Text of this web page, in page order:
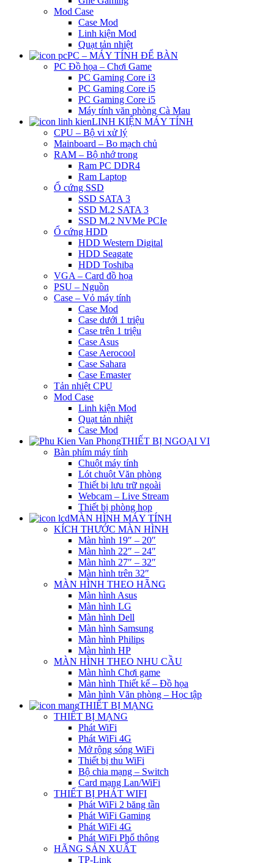
Mod Case
Case Mod
Linh kiện Mod
Quạt tản nhiệt
PC – MÁY TÍNH ĐỂ BÀN
PC Đồ họa – Chơi Game
PC Gaming Core i3
PC Gaming Core i5
PC Gaming Core i5
Máy tính văn phòng Cà Mau
LINH KIỆN MÁY TÍNH
CPU – Bộ vi xử lý
Mainboard – Bo mạch chủ
RAM – Bộ nhớ trong
Ram PC DDR4
Ram Laptop
Ổ cứng SSD
SSD SATA 3
SSD M.2 SATA 3
SSD M.2 NVMe PCIe
Ổ cứng HDD
HDD Western Digital
HDD Seagate
HDD Toshiba
VGA – Card đồ họa
PSU – Nguồn
Case – Vỏ máy tính
Case Mod
Case dưới 1 triệu
Case trên 1 triệu
Case Asus
Case Aerocool
Case Sahara
Case Emaster
Tản nhiệt CPU
Mod Case
Linh kiện Mod
Quạt tản nhiệt
Case Mod
THIẾT BỊ NGOẠI VI
Bàn phím máy tính
Chuột máy tính
Lót chuột Văn phòng
Thiết bị lưu trữ ngoài
Webcam – Live Stream
Thiết bị phòng họp
MÀN HÌNH MÁY TÍNH
KÍCH THƯỚC MÀN HÌNH
Màn hình 19″ – 20″
Màn hình 22″ – 24″
Màn hình 27″ – 32″
Màn hình trên 32″
MÀN HÌNH THEO HÃNG
Màn hình Asus
Màn hình LG
Màn hình Dell
Màn hình Samsung
Màn hình Philips
Màn hình HP
MÀN HÌNH THEO NHU CẦU
Màn hình Chơi game
Màn hình Thiết kế – Đồ họa
Màn hình Văn phòng – Học tập
THIẾT BỊ MẠNG
THIẾT BỊ MẠNG
Phát WiFi
Phát WiFi 4G
Mở rộng sóng WiFi
Thiết bị thu WiFi
Bộ chia mạng – Switch
Card mạng Lan/WiFi
THIẾT BỊ PHÁT WIFI
Phát WiFi 2 băng tần
Phát WiFi Gaming
Phát WiFi 4G
Phát WiFi Phổ thông
HÃNG SẢN XUẤT
TP-Link